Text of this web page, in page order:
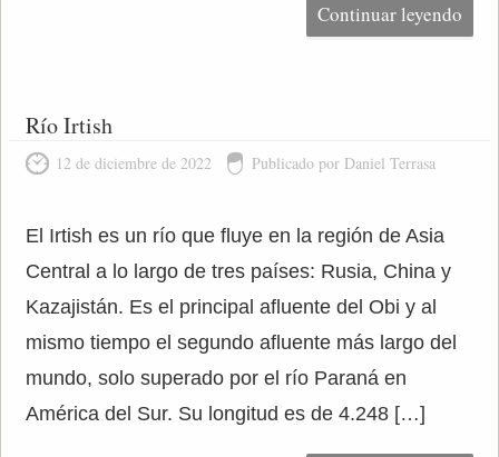
Continuar leyendo
Río Irtish
12 de diciembre de 2022 Publicado por Daniel Terrasa
El Irtish es un río que fluye en la región de Asia
Central a lo largo de tres países: Rusia, China y
Kazajistán. Es el principal afluente del Obi y al
mismo tiempo el segundo afluente más largo del
mundo, solo superado por el río Paraná en
América del Sur. Su longitud es de 4.248 […]